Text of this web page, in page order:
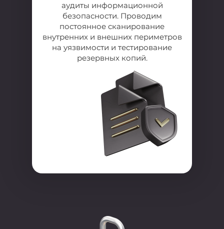
аудиты информационной
безопасности. Проводим
постоянное сканирование
внутренних и внешних периметров
на уязвимости и тестирование
резервных копий.